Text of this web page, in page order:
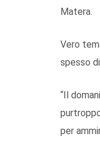
Matera.
Vero
spesso
“Il
per